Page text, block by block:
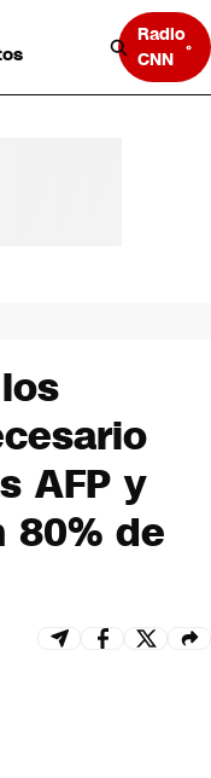
Radio
CNN
AFP y
80% de